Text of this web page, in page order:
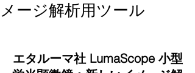
メージ解析用ツール
エタルーマ社 LumaScope 小型